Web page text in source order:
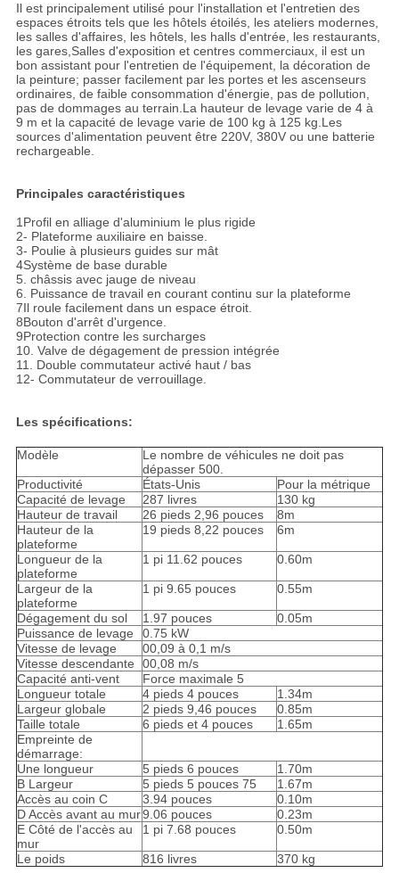
Il est principalement utilisé pour l'installation et l'entretien des
espaces étroits tels que les hôtels étoilés, les ateliers modernes,
les salles d'affaires, les hôtels, les halls d'entrée, les restaurants,
les gares,Salles d'exposition et centres commerciaux, il est un
bon assistant pour l'entretien de l'équipement, la décoration de
la peinture; passer facilement par les portes et les ascenseurs
ordinaires, de faible consommation d'énergie, pas de pollution,
pas de dommages au terrain.La hauteur de levage varie de 4 à
9 m et la capacité de levage varie de 100 kg à 125 kg.Les
sources d'alimentation peuvent être 220V, 380V ou une batterie
rechargeable.
Principales caractéristiques
1Profil en alliage d'aluminium le plus rigide
2- Plateforme auxiliaire en baisse.
3- Poulie à plusieurs guides sur mât
4Système de base durable
5. châssis avec jauge de niveau
6. Puissance de travail en courant continu sur la plateforme
7Il roule facilement dans un espace étroit.
8Bouton d'arrêt d'urgence.
9Protection contre les surcharges
10. Valve de dégagement de pression intégrée
11. Double commutateur activé haut / bas
12- Commutateur de verrouillage.
Les spécifications:
Modèle
Le nombre de véhicules ne doit pas
dépasser 500.
Productivité
États-Unis
Pour la métrique
Capacité de levage
287 livres
130 kg
Hauteur de travail
26 pieds 2,96 pouces
8m
Hauteur de la
plateforme
19 pieds 8,22 pouces 6m
Longueur de la
plateforme
1 pi 11.62 pouces 0.60m
Largeur de la
plateforme
1 pi 9.65 pouces 0.55m
Dégagement du sol 1.97 pouces
0.05m
Puissance de levage
0.75 kW
Vitesse de levage
00,09 à 0,1 m/s
Vitesse descendante
00,08 m/s
Capacité anti-vent
Force maximale 5
Longueur totale
4 pieds 4 pouces
1.34m
Largeur globale
2 pieds 9,46 pouces
0.85m
Taille totale
6 pieds et 4 pouces
1.65m
Empreinte de
démarrage:
Une longueur
5 pieds 6 pouces
1.70m
B Largeur
5 pieds 5 pouces 75
1.67m
Accès au coin C
3.94 pouces
0.10m
D Accès avant au mur9.06 pouces
0.23m
E Côté de l'accès au
mur
1 pi 7.68 pouces 0.50m
Le poids 816 livres 370 kg